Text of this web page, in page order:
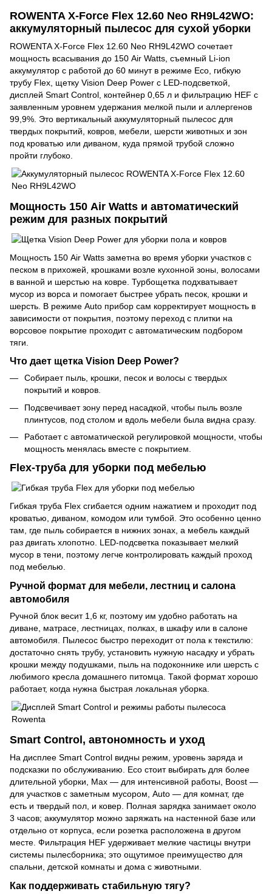
ROWENTA X-Force Flex 12.60 Neo RH9L42WO:
аккумуляторный пылесос для сухой уборки
ROWENTA X-Force Flex 12.60 Neo RH9L42WO сочетает
мощность всасывания до 150 Air Watts, съемный Li-ion
аккумулятор с работой до 60 минут в режиме Eco, гибкую
трубу Flex, щетку Vision Deep Power с LED-подсветкой,
дисплей Smart Control, контейнер 0,65 л и фильтрацию HEF с
заявленным уровнем удержания мелкой пыли и аллергенов
99,9%. Это вертикальный аккумуляторный пылесос для
твердых покрытий, ковров, мебели, шерсти животных и зон
под кроватью или диваном, куда прямой трубой сложно
пройти глубоко.
Мощность 150 Air Watts и автоматический
режим для разных покрытий
Мощность 150 Air Watts заметна во время уборки участков с
песком в прихожей, крошками возле кухонной зоны, волосами
в ванной и шерстью на ковре. Турбощетка подхватывает
мусор из ворса и помогает быстрее убрать песок, крошки и
шерсть. В режиме Auto прибор сам корректирует мощность в
зависимости от покрытия, поэтому переход с плитки на
ворсовое покрытие проходит с автоматическим подбором
тяги.
Что дает щетка Vision Deep Power?
Собирает пыль, крошки, песок и волосы с твердых
покрытий и ковров.
Подсвечивает зону перед насадкой, чтобы пыль возле
плинтусов, под столом и вдоль мебели была видна сразу.
Работает с автоматической регулировкой мощности, чтобы
мощность менялась вместе с покрытием.
Flex-труба для уборки под мебелью
Гибкая труба Flex сгибается одним нажатием и проходит под
кроватью, диваном, комодом или тумбой. Это особенно ценно
там, где пыль собирается в нижних зонах, а мебель каждый
раз двигать хлопотно. LED-подсветка показывает мелкий
мусор в тени, поэтому легче контролировать каждый проход
под мебелью.
Ручной формат для мебели, лестниц и салона
автомобиля
Ручной блок весит 1,6 кг, поэтому им удобно работать на
диване, матрасе, лестницах, полках, в шкафу или в салоне
автомобиля. Пылесос быстро переходит от пола к текстилю:
достаточно снять трубу, установить нужную насадку и убрать
крошки между подушками, пыль на подоконнике или шерсть с
любимого кресла домашнего питомца. Такой формат хорошо
работает, когда нужна быстрая локальная уборка.
Smart Control, автономность и уход
На дисплее Smart Control видны режим, уровень заряда и
подсказки по обслуживанию. Eco стоит выбирать для более
длительной уборки, Max — для интенсивной работы, Boost —
для участков с заметным мусором, Auto — для комнат, где
есть и твердый пол, и ковер. Полная зарядка занимает около
3 часов; аккумулятор можно заряжать на настенной базе или
отдельно от корпуса, если розетка расположена в другом
месте. Фильтрация HEF удерживает мелкие частицы внутри
системы пылесборника; это ощутимое преимущество для
спальни, детской комнаты и дома с животными.
Как поддерживать стабильную тягу?